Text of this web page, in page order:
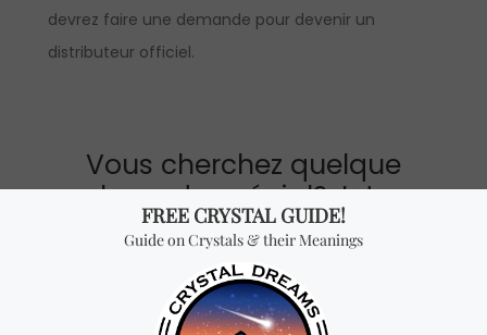
devrez faire une demande pour devenir un
distributeur officiel.
Vous cherchez quelque
chose de spécial? Jetez
un coup d'œil à nos
produits les plus
vendus!